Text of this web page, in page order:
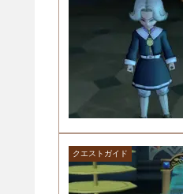
クエストガイド